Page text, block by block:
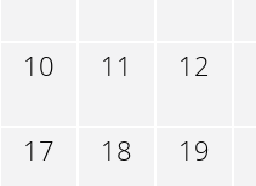
10 11 12
17 18 19